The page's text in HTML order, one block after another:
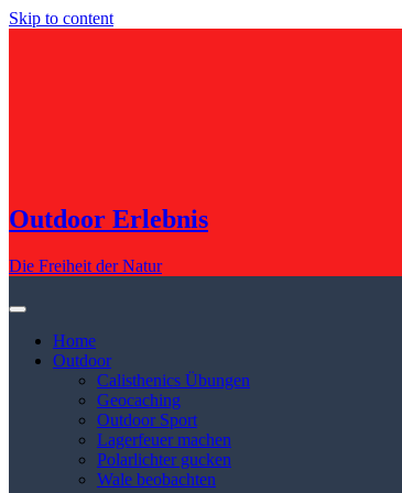
Skip to content
Outdoor Erlebnis
Die Freiheit der Natur
Home
Outdoor
Calisthenics Übungen
Geocaching
Outdoor Sport
Lagerfeuer machen
Polarlichter gucken
Wale beobachten